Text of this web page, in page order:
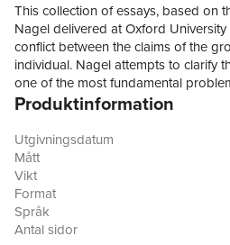
This collection of essays, based on
Nagel delivered at Oxford
conflict between the claims of the
individual. Nagel attempts to clarify
one of the most fundamental
theory - and concludes that its
Produktinformation
Utgivningsdatum
Mått
Vikt
Format
Språk
Antal sidor